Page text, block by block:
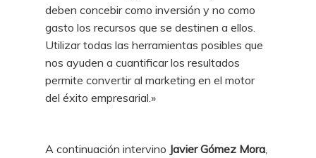
deben concebir como inversión y no como
gasto los recursos que se destinen a ellos.
Utilizar todas las herramientas posibles que
nos ayuden a cuantificar los resultados
permite convertir al marketing en el motor
del éxito empresarial.»
A continuación intervino Javier Gómez Mora